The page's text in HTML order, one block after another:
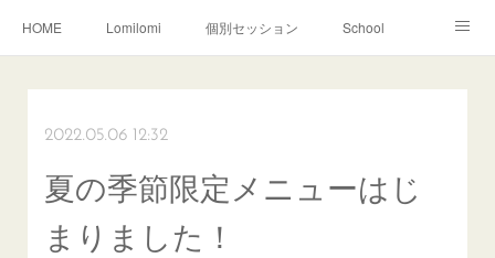
HOME Lomilomi 個別セッション School
School無料説明会
2022.05.06 12:32
夏の季節限定メニューはじ
まりました！